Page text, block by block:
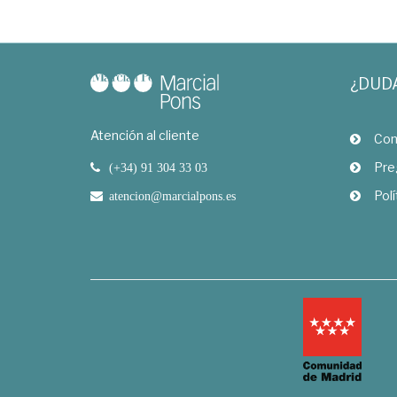
Atención al cliente
(+34) 91 304 33 03
atencion@marcialpons.es